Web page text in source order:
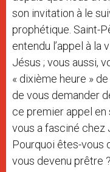
son invitation à le
prophétique. Saint-
entendu l’appel à la
Jésus ; vous aussi,
« dixième heure »
de vous demander
ce premier appel en
vous a fasciné chez
Pourquoi êtes-vous
vous devenu prêtre ?